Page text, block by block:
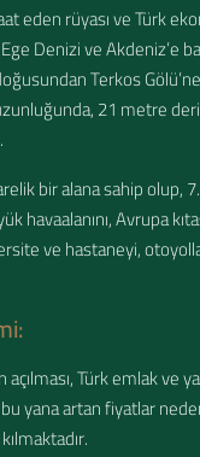
eden rüyası ve Türk
Denizi ve Akdeniz’e
Terkos
21 metre
bir alana sahip olup,
havaalanını, Avrupa
ve hastaneyi,
Türk emlak ve
yana artan fiyatlar